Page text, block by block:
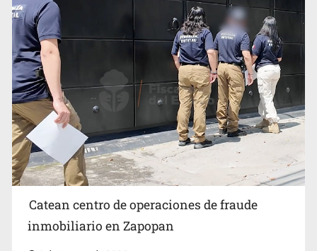
Catean centro de operaciones de fraude
inmobiliario en Zapopan